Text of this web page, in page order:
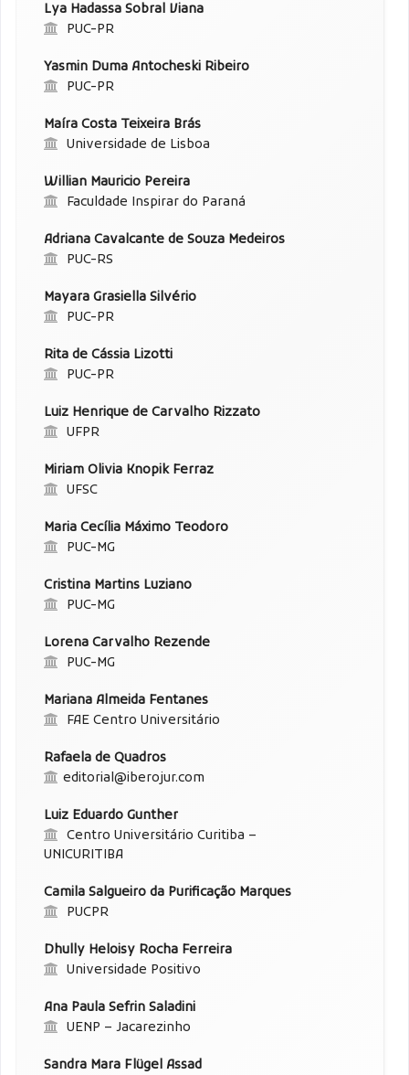
Lya Hadassa Sobral Viana
PUC-PR
Yasmin Duma Antocheski Ribeiro
PUC-PR
Maíra Costa Teixeira Brás
Universidade de Lisboa
Willian Mauricio Pereira
Faculdade Inspirar do Paraná
Adriana Cavalcante de Souza Medeiros
PUC-RS
Mayara Grasiella Silvério
PUC-PR
Rita de Cássia Lizotti
PUC-PR
Luiz Henrique de Carvalho Rizzato
UFPR
Miriam Olivia Knopik Ferraz
UFSC
Maria Cecília Máximo Teodoro
PUC-MG
Cristina Martins Luziano
PUC-MG
Lorena Carvalho Rezende
PUC-MG
Mariana Almeida Fentanes
FAE Centro Universitário
Rafaela de Quadros
editorial@iberojur.com
Luiz Eduardo Gunther
Centro Universitário Curitiba –
UNICURITIBA
Camila Salgueiro da Purificação Marques
PUCPR
Dhully Heloisy Rocha Ferreira
Universidade Positivo
Ana Paula Sefrin Saladini
UENP – Jacarezinho
Sandra Mara Flügel Assad